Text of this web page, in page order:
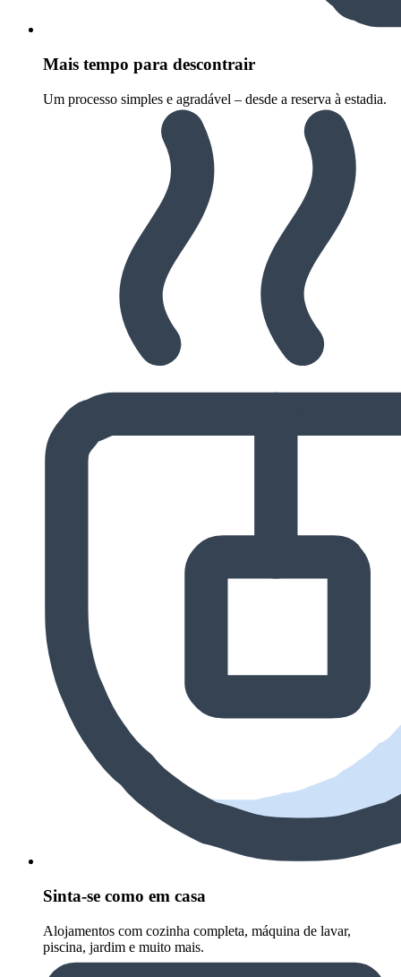
Mais tempo para descontrair
Um processo simples e agradável – desde a reserva à estadia.
Sinta-se como em casa
Alojamentos com cozinha completa, máquina de lavar,
piscina, jardim e muito mais.